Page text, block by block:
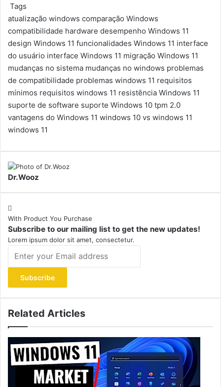
Tags
atualização windows comparação Windows
compatibilidade hardware desempenho Windows 11
design Windows 11 funcionalidades Windows 11 interface
do usuário interface Windows 11 migração Windows 11
mudanças no sistema mudanças no windows problemas
de compatibilidade problemas windows 11 requisitos
mínimos requisitos windows 11 resistência Windows 11
suporte de software suporte Windows 10 tpm 2.0
vantagens do Windows 11 windows 10 vs windows 11
windows 11
Dr.Wooz
With Product You Purchase
Subscribe to our mailing list to get the new updates!
Lorem ipsum dolor sit amet, consectetur.
your
Email
address
Related Articles